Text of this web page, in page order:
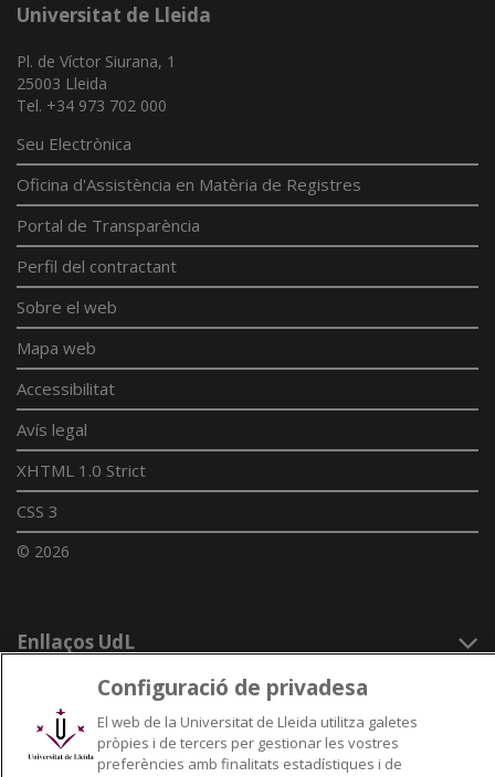
Universitat de Lleida
Pl. de Víctor Siurana, 1
25003 Lleida
Tel. +34 973 702 000
Seu Electrònica
Oficina d'Assistència en Matèria de Registres
Portal de Transparència
Perfil del contractant
Sobre el web
Mapa web
Accessibilitat
Avís legal
XHTML 1.0 Strict
CSS 3
© 2026
Enllaços UdL
Xarxes universitàries
Configuració de privadesa
El web de la Universitat de Lleida utilitza galetes
pròpies i de tercers per gestionar les vostres
preferències amb finalitats estadístiques i de